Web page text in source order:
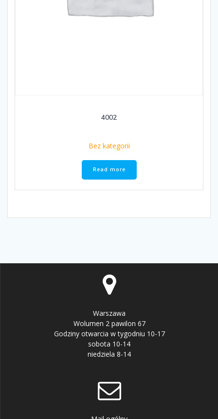
4002
Bez kategorii
Read more
Warszawa
Wolumen 2 pawilon 67
Godziny otwarcia w tygodniu 10-17
sobota 10-14
niedziela 8-14